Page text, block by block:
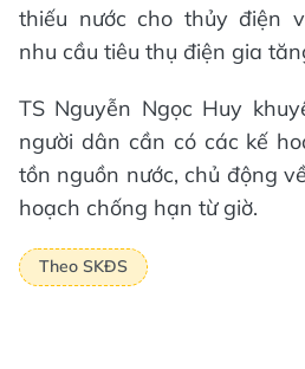
thiếu nước cho thủy điện
nhu cầu tiêu thụ điện gia
TS Nguyễn Ngọc Huy
người dân cần có các kế
tồn nguồn nước, chủ động
hoạch chống hạn từ giờ.
Theo SKĐS